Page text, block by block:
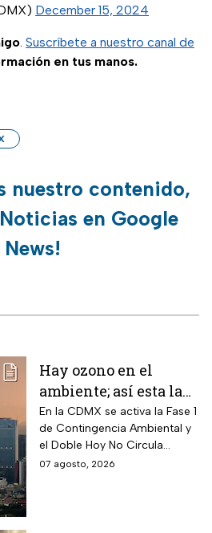
December 15, 2024
. Suscríbete a nuestro canal de
en tus manos.
nuestro contenido,
en Google
News!
Hay ozono en el
ambiente; así esta la
calidad del aire en
CDMX hoy
En la CDMX se activa la Fase 1
de Contingencia Ambiental y
el Doble Hoy No Circula
cuando hay altos índices de
07 agosto, 2026